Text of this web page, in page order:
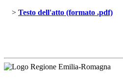
> Testo dell'atto (formato .pdf)